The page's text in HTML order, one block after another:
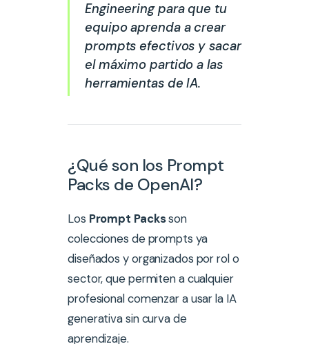
Engineering para que tu
equipo aprenda a crear
prompts efectivos y sacar
el máximo partido a las
herramientas de IA.
¿Qué son los Prompt
Packs de OpenAI?
Los Prompt Packsson
colecciones de prompts ya
diseñados y organizados por rol o
sector, que permiten a cualquier
profesional comenzar a usar la IA
generativa sin curva de
aprendizaje.